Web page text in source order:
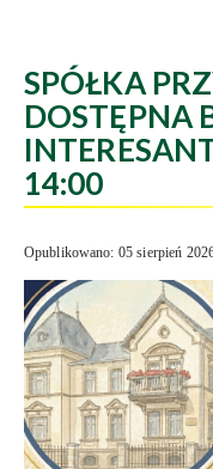
SPÓŁKA
DOSTĘPNA
14:00
Opublikowano: 05 sierpień